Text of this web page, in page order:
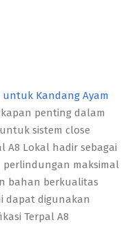
Kandang Ayam
penting dalam
sistem close
A8 Lokal hadir sebagai
maksimal
bahan berkualitas
dapat digunakan
Terpal A8